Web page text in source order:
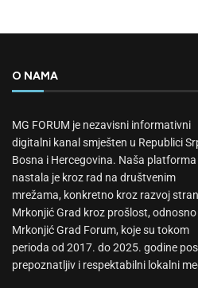
O NAMA
MG FORUM je nezavisni informativni
digitalni kanal smješten u Republici
Bosna i Hercegovina. Naša platforma
nastala je kroz rad na društvenim
mrežama, konkretno kroz razvoj
Mrkonjić Grad kroz prošlost, odnosno
Mrkonjić Grad Forum, koje su tokom
perioda od 2017. do 2025. godine
prepoznatljiv i respektabilni lokalni